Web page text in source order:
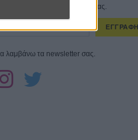
εβδομαδιαίο newsletter μας.
ΕΓΓΡΑΦΗ
λαμβάνω τα newsletter σας.